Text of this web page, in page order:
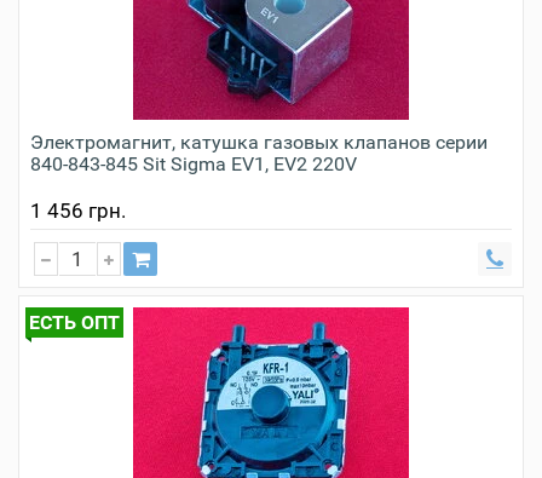
Электромагнит, катушка газовых клапанов серии
840-843-845 Sit Sigma EV1, EV2 220V
1 456 грн.
ЕСТЬ ОПТ